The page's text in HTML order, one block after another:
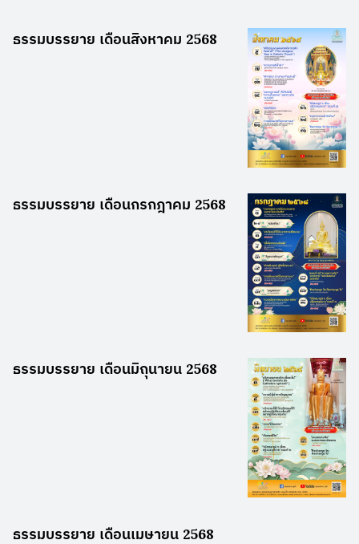
ธรรมบรรยาย เดือนสิงหาคม 2568
ธรรมบรรยาย เดือนกรกฎาคม 2568
ธรรมบรรยาย เดือนมิถุนายน 2568
ธรรมบรรยาย เดือนเมษายน 2568